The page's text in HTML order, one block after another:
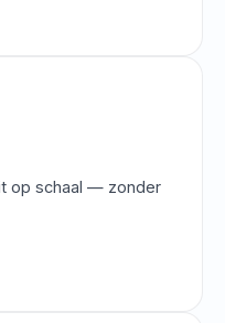
op schaal — zonder